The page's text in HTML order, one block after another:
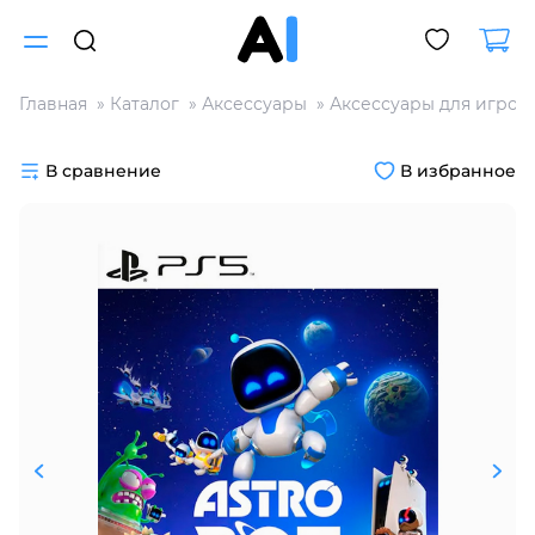
Главная Каталог Аксессуары Аксессуары для
В сравнение В избранное
Разбейте
без переплат
График платежей
25